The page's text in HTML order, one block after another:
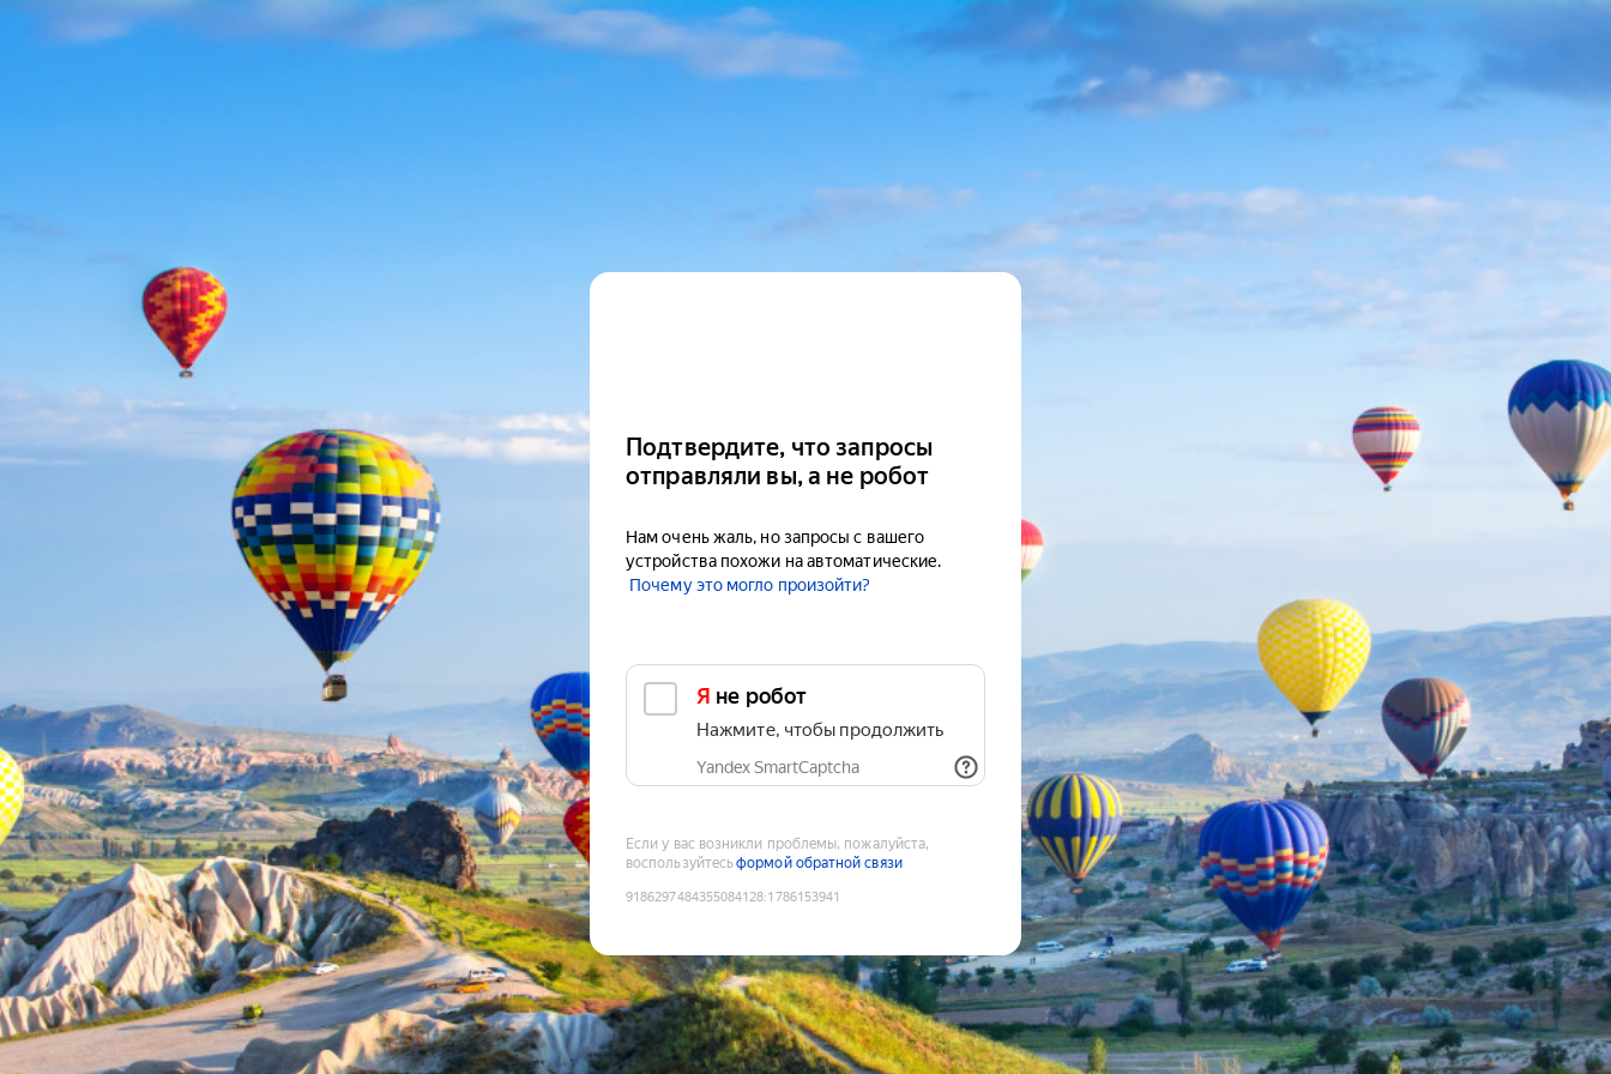
Подтвердите, что запросы
отправляли вы, а не робот
Нам очень жаль, но запросы с вашего
устройства похожи на автоматические.
Почему это могло произойти?
Я не робот
Нажмите, чтобы продолжить
Yandex SmartCaptcha
Если у вас возникли проблемы, пожалуйста,
воспользуйтесьформой обратной связи
9186297484355084128:1786153941